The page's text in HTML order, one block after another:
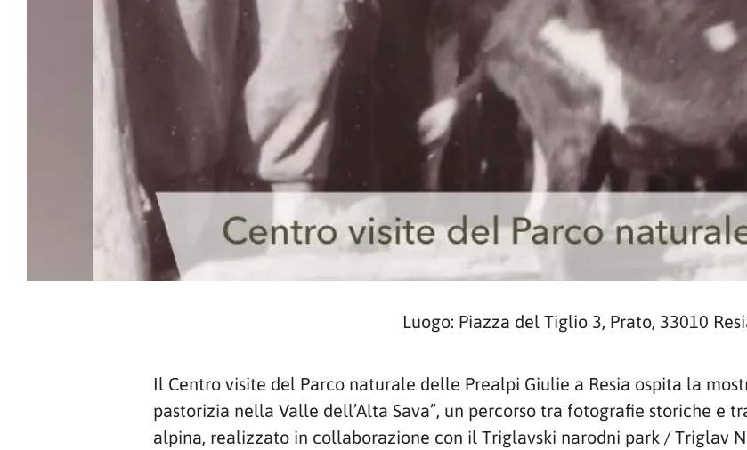
Luogo: Piazza del Tiglio 3, Prato, 33010
Il Centro visite del Parco naturale delle Prealpi Giulie a Resia ospita la
pastorizia nella Valle dell’Alta Sava”, un percorso tra fotografie storiche e
alpina, realizzato in collaborazione con il Triglavski narodni park / Triglav